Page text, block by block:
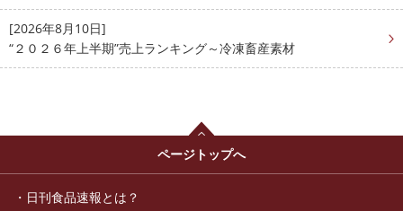
[2026年8月10日]
“２０２６年上半期”売上ランキング～冷凍畜産素材
ページトップへ
日刊食品速報とは？